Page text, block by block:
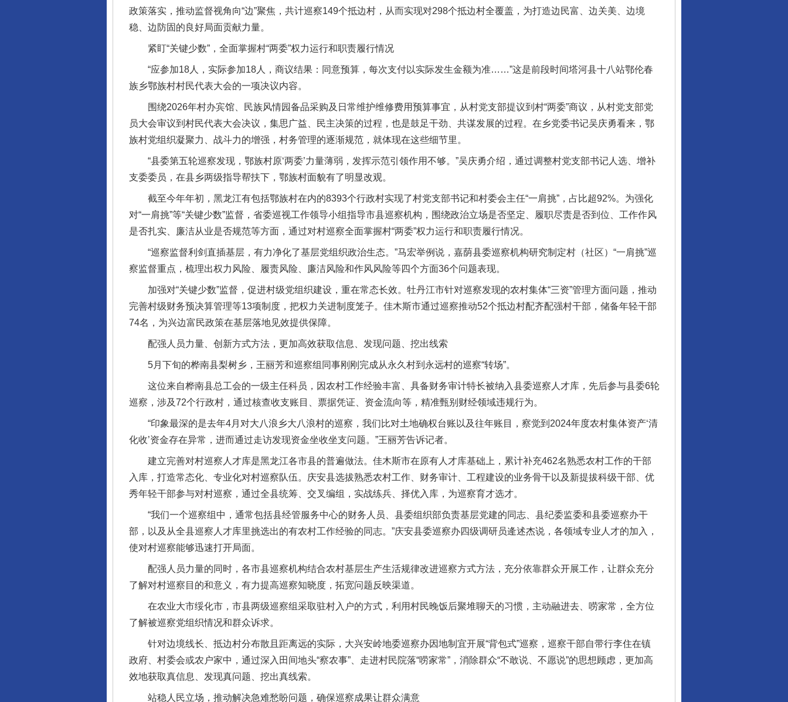
政策落实，推动监督视角向“边”聚焦，共计巡察149个抵边村，从而实现对298个抵边村全覆盖，为打造边民富、边关美、边境
稳、边防固的良好局面贡献力量。
紧盯“关键少数”，全面掌握村“两委”权力运行和职责履行情况
“应参加18人，实际参加18人，商议结果：同意预算，每次支付以实际发生金额为准……”这是前段时间塔河县十八站鄂伦春
族乡鄂族村村民代表大会的一项决议内容。
围绕2026年村办宾馆、民族风情园备品采购及日常维护维修费用预算事宜，从村党支部提议到村“两委”商议，从村党支部党
员大会审议到村民代表大会决议，集思广益、民主决策的过程，也是鼓足干劲、共谋发展的过程。在乡党委书记吴庆勇看来，鄂
族村党组织凝聚力、战斗力的增强，村务管理的逐渐规范，就体现在这些细节里。
“县委第五轮巡察发现，鄂族村原‘两委’力量薄弱，发挥示范引领作用不够。”吴庆勇介绍，通过调整村党支部书记人选、增补
支委委员，在县乡两级指导帮扶下，鄂族村面貌有了明显改观。
截至今年年初，黑龙江有包括鄂族村在内的8393个行政村实现了村党支部书记和村委会主任“一肩挑”，占比超92%。为强化
对“一肩挑”等“关键少数”监督，省委巡视工作领导小组指导市县巡察机构，围绕政治立场是否坚定、履职尽责是否到位、工作作风
是否扎实、廉洁从业是否规范等方面，通过对村巡察全面掌握村“两委”权力运行和职责履行情况。
“巡察监督利剑直插基层，有力净化了基层党组织政治生态。”马宏举例说，嘉荫县委巡察机构研究制定村（社区）“一肩挑”巡
察监督重点，梳理出权力风险、履责风险、廉洁风险和作风风险等四个方面36个问题表现。
加强对“关键少数”监督，促进村级党组织建设，重在常态长效。牡丹江市针对巡察发现的农村集体“三资”管理方面问题，推动
完善村级财务预决算管理等13项制度，把权力关进制度笼子。佳木斯市通过巡察推动52个抵边村配齐配强村干部，储备年轻干部
74名，为兴边富民政策在基层落地见效提供保障。
配强人员力量、创新方式方法，更加高效获取信息、发现问题、挖出线索
5月下旬的桦南县梨树乡，王丽芳和巡察组同事刚刚完成从永久村到永远村的巡察“转场”。
这位来自桦南县总工会的一级主任科员，因农村工作经验丰富、具备财务审计特长被纳入县委巡察人才库，先后参与县委6轮
巡察，涉及72个行政村，通过核查收支账目、票据凭证、资金流向等，精准甄别财经领域违规行为。
“印象最深的是去年4月对大八浪乡大八浪村的巡察，我们比对土地确权台账以及往年账目，察觉到2024年度农村集体资产‘清
化收’资金存在异常，进而通过走访发现资金坐收坐支问题。”王丽芳告诉记者。
建立完善对村巡察人才库是黑龙江各市县的普遍做法。佳木斯市在原有人才库基础上，累计补充462名熟悉农村工作的干部
入库，打造常态化、专业化对村巡察队伍。庆安县选拔熟悉农村工作、财务审计、工程建设的业务骨干以及新提拔科级干部、优
秀年轻干部参与对村巡察，通过全县统筹、交叉编组，实战练兵、择优入库，为巡察育才选才。
“我们一个巡察组中，通常包括县经管服务中心的财务人员、县委组织部负责基层党建的同志、县纪委监委和县委巡察办干
部，以及从全县巡察人才库里挑选出的有农村工作经验的同志。”庆安县委巡察办四级调研员逄述杰说，各领域专业人才的加入，
使对村巡察能够迅速打开局面。
配强人员力量的同时，各市县巡察机构结合农村基层生产生活规律改进巡察方式方法，充分依靠群众开展工作，让群众充分
了解对村巡察目的和意义，有力提高巡察知晓度，拓宽问题反映渠道。
在农业大市绥化市，市县两级巡察组采取驻村入户的方式，利用村民晚饭后聚堆聊天的习惯，主动融进去、唠家常，全方位
了解被巡察党组织情况和群众诉求。
针对边境线长、抵边村分布散且距离远的实际，大兴安岭地委巡察办因地制宜开展“背包式”巡察，巡察干部自带行李住在镇
政府、村委会或农户家中，通过深入田间地头“察农事”、走进村民院落“唠家常”，消除群众“不敢说、不愿说”的思想顾虑，更加高
效地获取真信息、发现真问题、挖出真线索。
站稳人民立场，推动解决急难愁盼问题，确保巡察成果让群众满意